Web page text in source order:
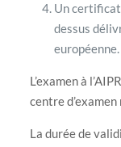
Un certificat
dessus
européenne.
L’examen à
centre
La durée de